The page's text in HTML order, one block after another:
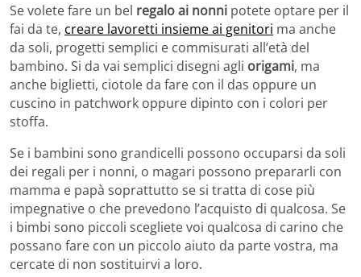
Se volete fare un bel regalo ai nonni potete optare per il
fai da te, creare lavoretti insieme ai genitori ma anche
da soli, progetti semplici e commisurati all’età del
bambino. Si da vai semplici disegni agli origami, ma
anche biglietti, ciotole da fare con il das oppure un
cuscino in patchwork oppure dipinto con i colori per
stoffa.
Se i bambini sono grandicelli possono occuparsi da soli
dei regali per i nonni, o magari possono prepararli con
mamma e papà soprattutto se si tratta di cose più
impegnative o che prevedono l’acquisto di qualcosa. Se
i bimbi sono piccoli scegliete voi qualcosa di carino che
possano fare con un piccolo aiuto da parte vostra, ma
cercate di non sostituirvi a loro.